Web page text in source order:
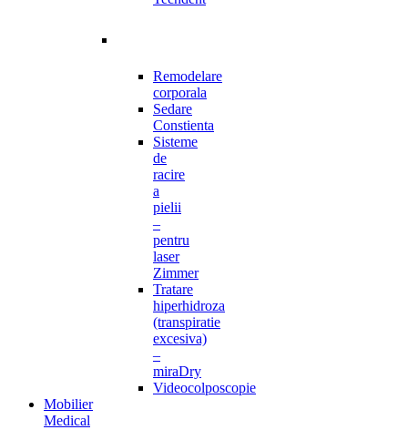
Remodelare
corporala
Sedare
Constienta
Sisteme
de
racire
a
pielii
–
pentru
laser
Zimmer
Tratare
hiperhidroza
(transpiratie
excesiva)
–
miraDry
Videocolposcopie
Mobilier
Medical